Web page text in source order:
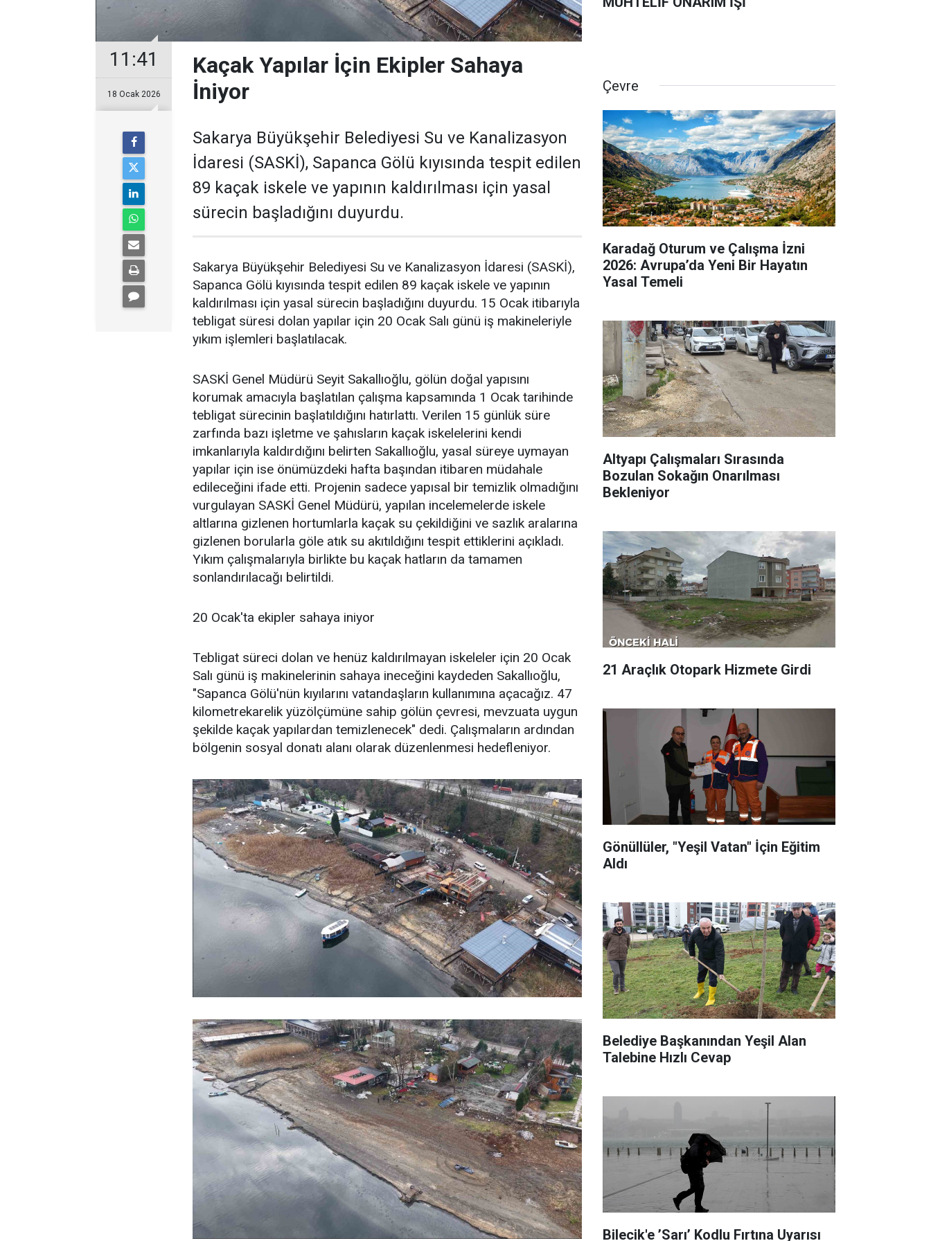
11:41
18 Ocak 2026
Kaçak Yapılar İçin Ekipler Sahaya
İniyor
Sakarya Büyükşehir Belediyesi Su ve Kanalizasyon
İdaresi (SASKİ), Sapanca Gölü kıyısında tespit edilen
89 kaçak iskele ve yapının kaldırılması için yasal
sürecin başladığını duyurdu.
Sakarya Büyükşehir Belediyesi Su ve Kanalizasyon İdaresi (SASKİ),
Sapanca Gölü kıyısında tespit edilen 89 kaçak iskele ve yapının
kaldırılması için yasal sürecin başladığını duyurdu. 15 Ocak itibarıyla
tebligat süresi dolan yapılar için 20 Ocak Salı günü iş makineleriyle
yıkım işlemleri başlatılacak.
SASKİ Genel Müdürü Seyit Sakallıoğlu, gölün doğal yapısını
korumak amacıyla başlatılan çalışma kapsamında 1 Ocak tarihinde
tebligat sürecinin başlatıldığını hatırlattı. Verilen 15 günlük süre
zarfında bazı işletme ve şahısların kaçak iskelelerini kendi
imkanlarıyla kaldırdığını belirten Sakallıoğlu, yasal süreye uymayan
yapılar için ise önümüzdeki hafta başından itibaren müdahale
edileceğini ifade etti. Projenin sadece yapısal bir temizlik olmadığını
vurgulayan SASKİ Genel Müdürü, yapılan incelemelerde iskele
altlarına gizlenen hortumlarla kaçak su çekildiğini ve sazlık aralarına
gizlenen borularla göle atık su akıtıldığını tespit ettiklerini açıkladı.
Yıkım çalışmalarıyla birlikte bu kaçak hatların da tamamen
sonlandırılacağı belirtildi.
20 Ocak'ta ekipler sahaya iniyor
Tebligat süreci dolan ve henüz kaldırılmayan iskeleler için 20 Ocak
Salı günü iş makinelerinin sahaya ineceğini kaydeden Sakallıoğlu,
"Sapanca Gölü'nün kıyılarını vatandaşların kullanımına açacağız. 47
kilometrekarelik yüzölçümüne sahip gölün çevresi, mevzuata uygun
şekilde kaçak yapılardan temizlenecek" dedi. Çalışmaların ardından
bölgenin sosyal donatı alanı olarak düzenlenmesi hedefleniyor.
Çevre
Karadağ Oturum ve Çalışma İzni
2026: Avrupa’da Yeni Bir Hayatın
Yasal Temeli
Altyapı Çalışmaları Sırasında
Bozulan Sokağın Onarılması
Bekleniyor
21 Araçlık Otopark Hizmete Girdi
Gönüllüler, "Yeşil Vatan" İçin Eğitim
Aldı
Belediye Başkanından Yeşil Alan
Talebine Hızlı Cevap
Bilecik'e ’Sarı’ Kodlu Fırtına Uyarısı